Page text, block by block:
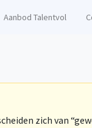
Aanbod Talentvol
zich van